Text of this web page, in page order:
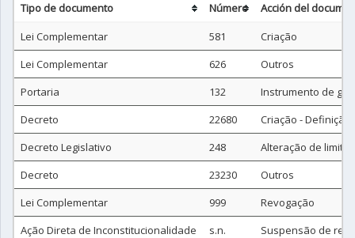
Tipo de documento Número
Acción del
Lei Complementar
581
Criação
Lei Complementar
626
Outros
Portaria
132
Instrumento de
Decreto
22680
Criação - Definição
Decreto Legislativo
248
Alteração de limites
Decreto
23230
Outros
Lei Complementar
999
Revogação
Ação Direta de Inconstitucionalidade
s.n. Suspensão de